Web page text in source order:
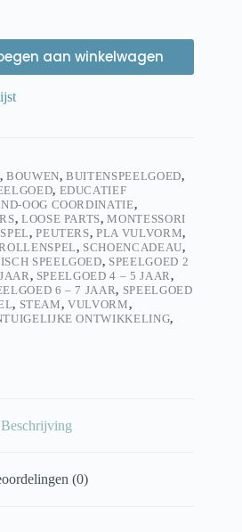
aan winkelwagen
, BOUWEN,BUITENSPEELGOED,
, EDUCATIEF
OOG COORDINATIE,
, LOOSE PARTS,MONTESSORI
,PEUTERS,PLA VULVORM,
, SCHOENCADEAU,
SPEELGOED, SPEELGOED 2
, SPEELGOED 4 – 5 JAAR ,
6 – 7 JAAR, SPEELGOED
, STEAM,VULVORM,
ONTWIKKELING,
Beschrijving
(0)